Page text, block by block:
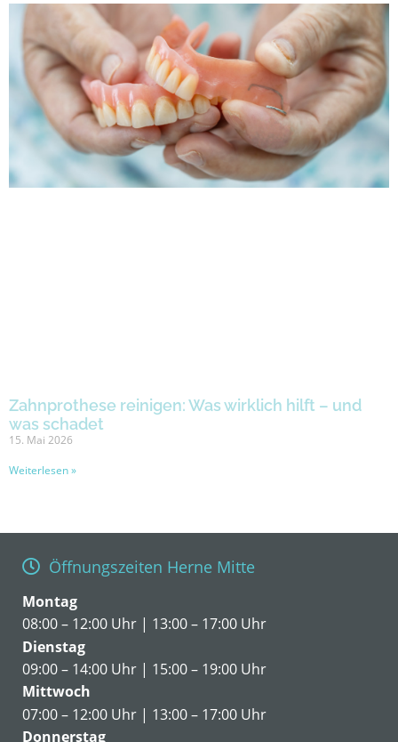
Zahnprothese reinigen: Was wirklich hilft – und
was schadet
15. Mai 2026
Weiterlesen »
Öffnungszeiten Herne Mitte
Montag
08:00 – 12:00 Uhr | 13:00 – 17:00 Uhr
Dienstag
09:00 – 14:00 Uhr | 15:00 – 19:00 Uhr
Mittwoch
07:00 – 12:00 Uhr | 13:00 – 17:00 Uhr
Donnerstag